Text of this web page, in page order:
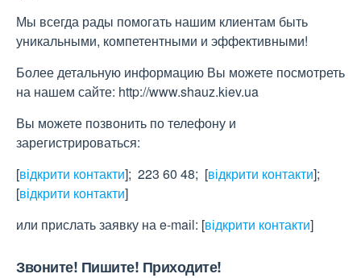
Мы всегда рады помогать нашим клиентам быть
уникальными, компетентными и эффективными!
Более детальную информацию Вы можете посмотреть
на нашем сайте: http://www.shauz.kіev.ua
Вы можете позвонить по телефону и
зарегистрироваться:
[відкрити контакти]; 223 60 48; [відкрити контакти];
[відкрити контакти]
или прислать заявку на e-maіl: [відкрити контакти]
Звоните! Пишите! Приходите!